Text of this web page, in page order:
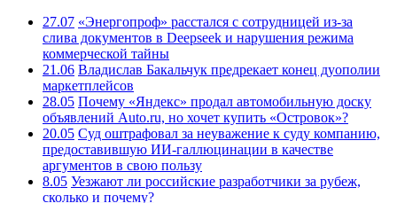
27.07 «Энергопроф» расстался с сотрудницей из-за
слива документов в Deepseek и нарушения режима
коммерческой тайны
21.06 Владислав Бакальчук предрекает конец дуополии
маркетплейсов
28.05 Почему «Яндекс» продал автомобильную доску
объявлений Auto.ru, но хочет купить «Островок»?
20.05 Суд оштрафовал за неуважение к суду компанию,
предоставившую ИИ-галлюцинации в качестве
аргументов в свою пользу
8.05 Уезжают ли российские разработчики за рубеж,
сколько и почему?